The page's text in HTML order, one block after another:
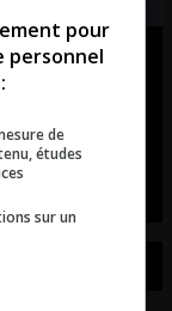
du 07-
pour
personnel
de
études
sur un